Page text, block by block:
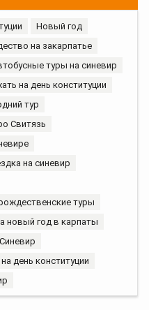
Новый год
на закарпатье
туры на синевир
на день конституции
тур
Свитязь
на синевир
туры
новый год в карпаты
день конституции